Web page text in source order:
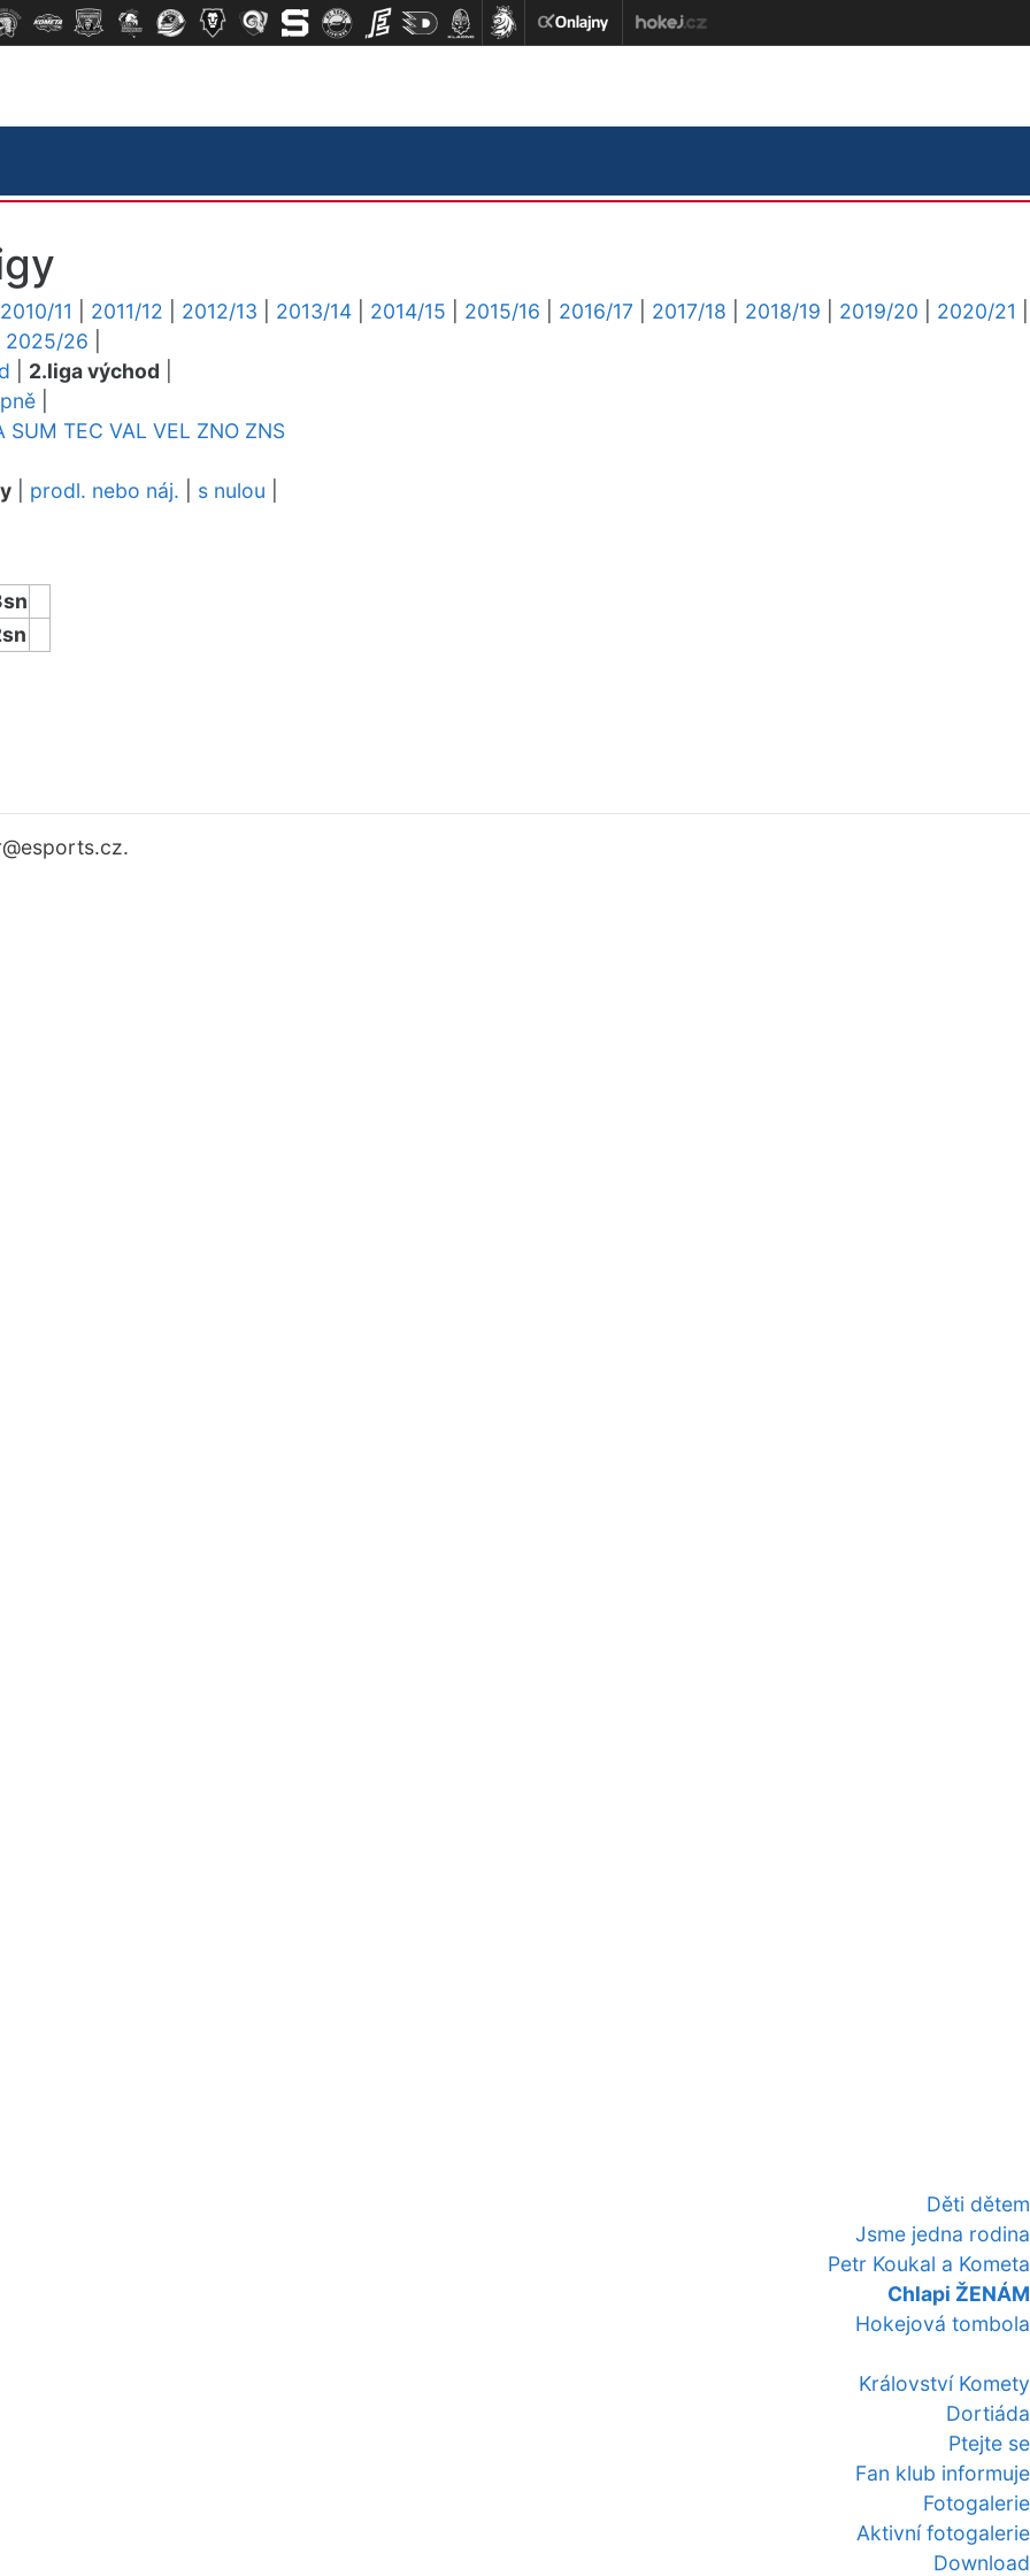
Děti dětem
Jsme jedna rodina
Petr Koukal a Kometa
Chlapi ŽENÁM
Hokejová tombola
Království Komety
Dortiáda
Ptejte se
Fan klub informuje
Fotogalerie
Aktivní fotogalerie
Download
2010/11 2011/12 2012/13 2013/14 2014/15 2015/16 2016/17 2017/18 2018/19 2019/20 2020/21
2025/26
2.liga východ
SUM TEC VAL VEL ZNO ZNS
prodl. nebo náj. s nulou
@esports.cz.